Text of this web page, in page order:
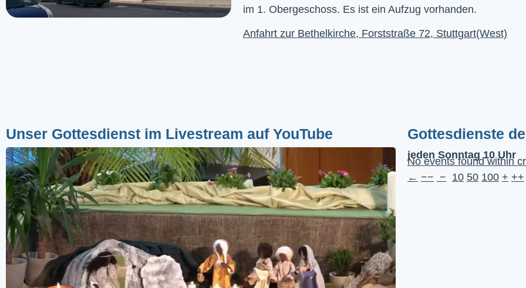
im 1. Obergeschoss. Es ist ein Aufzug vorhanden.
Anfahrt zur Bethelkirche, Forststraße 72, Stuttgart(West)
Unser Gottesdienst im Livestream auf YouTube Gottesdienste
jeden Sonntag 10 Uhr
No events found within
← −− − 10 50 100 + ++